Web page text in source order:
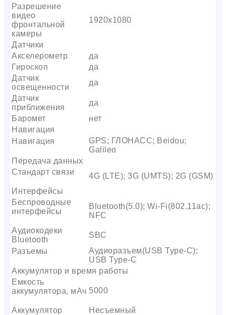
Разрешение
видео
фронтальной
камеры
1920х1080
Датчики
Акселерометр
да
Гироскоп
да
Датчик
освещенности
да
Датчик
приближения
да
Баромет
нет
Навигация
Навигация
GPS; ГЛОНАСС; Beidou;
Galileo
Передача данных
Стандарт связи
4G (LTE); 3G (UMTS); 2G (GSM)
Интерфейсы
Беспроводные
интерфейсы
Bluetooth(5.0); Wi-Fi(802.11ac);
NFC
Аудиокодеки
Bluetooth
SBC
Разъемы
Аудиоразъем(USB Type-C);
USB Type-C
Аккумулятор и время работы
Емкость
аккумулятора, мАч 5000
Аккумулятор
Несъемный